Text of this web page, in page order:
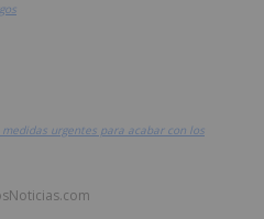
urgentes para acabar con los